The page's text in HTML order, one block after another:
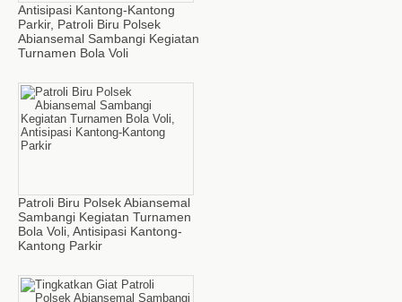
Antisipasi Kantong-Kantong
Parkir, Patroli Biru Polsek
Abiansemal Sambangi Kegiatan
Turnamen Bola Voli
Patroli Biru Polsek Abiansemal
Sambangi Kegiatan Turnamen
Bola Voli, Antisipasi Kantong-
Kantong Parkir